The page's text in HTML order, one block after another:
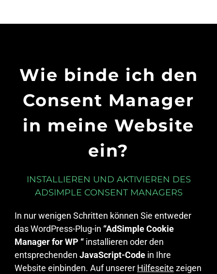
Wie binde ich den
Consent Manager
in meine Website
ein?
INSTALLIEREN UND AKTIVIEREN DES
ADSIMPLE CONSENT MANAGERS
In nur wenigen Schritten können Sie entweder
das WordPress-Plug-in “AdSimple Cookie
Manager for WP “ installieren oder den
entsprechenden JavaScript-Code in Ihre
Website einbinden. Auf unserer Hilfeseite zeigen